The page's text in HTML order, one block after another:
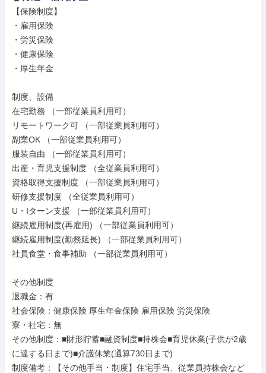
【保険制度】
・雇用保険
・労災保険
・健康保険
・厚生年金
制度、設備
在宅勤務 （一部従業員利用可）
リモートワーク可 （一部従業員利用可）
副業OK （一部従業員利用可）
服装自由 （一部従業員利用可）
出産・育児支援制度 （全従業員利用可）
資格取得支援制度 （一部従業員利用可）
研修支援制度 （全従業員利用可）
U・Iターン支援 （一部従業員利用可）
継続雇用制度(再雇用) （一部従業員利用可）
継続雇用制度(勤務延長) （一部従業員利用可）
社員食堂・食事補助 （一部従業員利用可）
その他制度
退職金：有
社会保険：健康保険 厚生年金保険 雇用保険 労災保険
寮・社宅：無
その他制度：■財形貯蓄■融資制度■持株会■育児休業(子供が2歳
に達する日まで)■介護休業(通算730日まで)
制度備考：【その他手当・制度】住宅手当、従業員持株会など